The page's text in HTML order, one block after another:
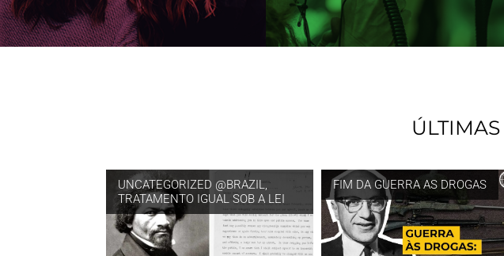
UNCATEGORIZED @BRAZIL,
TRATAMENTO IGUAL SOB A LEI
FIM DA GUERRA AS DROGAS